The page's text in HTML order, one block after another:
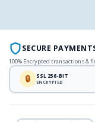
SECURE
100% Encrypted transactions &
🔒 SSL 256-BIT
ENCRYPTED